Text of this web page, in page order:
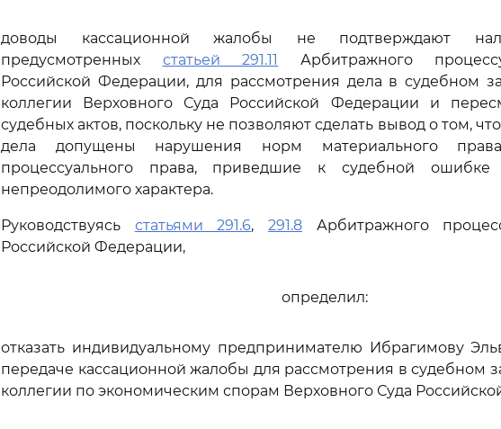
доводы кассационной жалобы не подтверждают
предусмотренных статьей 291.11
Арбитражного
Российской Федерации, для рассмотрения дела в судебном
коллегии Верховного Суда Российской Федерации и
судебных актов, поскольку не позволяют сделать вывод о том,
дела допущены нарушения норм материального
процессуального права, приведшие к судебной ошибке
непреодолимого характера.
Руководствуясь статьями 291.6,291.8 Арбитражного
Российской Федерации,
определил:
отказать индивидуальному предпринимателю Ибрагимову
передаче кассационной жалобы для рассмотрения в судебном
коллегии по экономическим спорам Верховного Суда